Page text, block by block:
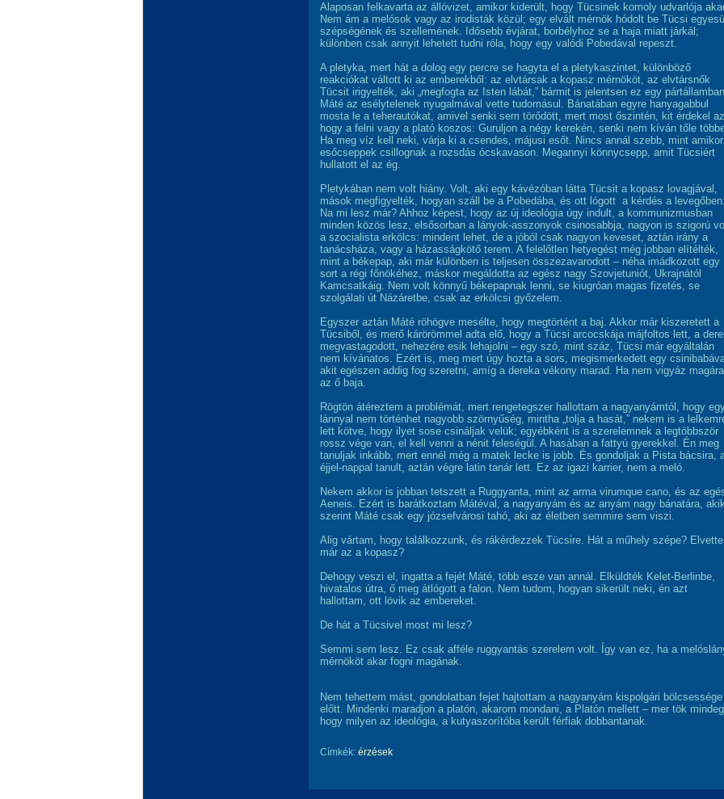
Alaposan felkavarta az állóvizet, amikor kiderült, hogy Tücsinek komoly udvarlója
Nem ám a melósok vagy az irodisták közül; egy elvált mérnök hódolt be Tücsi
szépségének és szellemének. Idősebb évjárat, borbélyhoz se a haja miatt járkál;
különben csak annyit lehetett tudni róla, hogy egy valódi Pobedával repeszt.
A pletyka, mert hát a dolog egy percre se hagyta el a pletykaszintet, különböző
reakciókat váltott ki az emberekből: az elvtársak a kopasz mérnököt, az elvtársnők
Tücsit irigyelték, aki „megfogta az Isten lábát,” bármit is jelentsen ez egy
Máté az esélytelenek nyugalmával vette tudomásul. Bánatában egyre hanyagabbul
mosta le a teherautókat, amivel senki sem törődött, mert most őszintén, kit érdekel
hogy a felni vagy a plató koszos: Guruljon a négy kerekén, senki nem kíván tőle
Ha meg víz kell neki, várja ki a csendes, májusi esőt. Nincs annál szebb, mint amikor
esőcseppek csillognak a rozsdás ócskavason. Megannyi könnycsepp, amit Tücsiért
hullatott el az ég.
Pletykában nem volt hiány. Volt, aki egy kávézóban látta Tücsit a kopasz lovagjával,
mások megfigyelték, hogyan száll be a Pobedába, és ott lógott a kérdés a levegőben:
Na mi lesz már? Ahhoz képest, hogy az új ideológia úgy indult, a kommunizmusban
minden közös lesz, elsősorban a lányok-asszonyok csinosabbja, nagyon is szigorú
a szocialista erkölcs: mindent lehet, de a jóból csak nagyon keveset, aztán irány a
tanácsháza, vagy a házasságkötő terem. A felelőtlen hetyegést még jobban elítélték,
mint a békepap, aki már különben is teljesen összezavarodott – néha imádkozott egy
sort a régi főnökéhez, máskor megáldotta az egész nagy Szovjetuniót, Ukrajnától
Kamcsatkáig. Nem volt könnyű békepapnak lenni, se kiugróan magas fizetés, se
szolgálati út Názáretbe, csak az erkölcsi győzelem.
Egyszer aztán Máté röhögve mesélte, hogy megtörtént a baj. Akkor már kiszeretett a
Tücsiből, és merő kárörömmel adta elő, hogy a Tücsi arcocskája májfoltos lett, a
megvastagodott, nehezére esik lehajolni – egy szó, mint száz, Tücsi már egyáltalán
nem kívánatos. Ezért is, meg mert úgy hozta a sors, megismerkedett egy
akit egészen addig fog szeretni, amíg a dereka vékony marad. Ha nem vigyáz
az ő baja.
Rögtön átéreztem a problémát, mert rengetegszer hallottam a nagyanyámtól, hogy
lánnyal nem történhet nagyobb szörnyűség, mintha „tolja a hasát,” nekem is a
lett kötve, hogy ilyet sose csináljak velük; egyébként is a szerelemnek a legtöbbször
rossz vége van, el kell venni a nénit feleségül. A hasában a fattyú gyerekkel. Én meg
tanuljak inkább, mert ennél még a matek lecke is jobb. És gondoljak a Pista bácsira,
éjjel-nappal tanult, aztán végre latin tanár lett. Ez az igazi karrier, nem a meló.
Nekem akkor is jobban tetszett a Ruggyanta, mint az arma virumque cano, és az
Aeneis. Ezért is barátkoztam Mátéval, a nagyanyám és az anyám nagy bánatára,
szerint Máté csak egy józsefvárosi tahó, aki az életben semmire sem viszi.
Alig vártam, hogy találkozzunk, és rákérdezzek Tücsire. Hát a műhely szépe? Elvette
már az a kopasz?
Dehogy veszi el, ingatta a fejét Máté, több esze van annál. Elküldték Kelet-Berlinbe,
hivatalos útra, ő meg átlógott a falon. Nem tudom, hogyan sikerült neki, én azt
hallottam, ott lövik az embereket.
De hát a Tücsivel most mi lesz?
Semmi sem lesz. Ez csak afféle ruggyantás szerelem volt. Így van ez, ha a
mérnököt akar fogni magának.
Nem tehettem mást, gondolatban fejet hajtottam a nagyanyám kispolgári bölcsessége
előtt. Mindenki maradjon a platón, akarom mondani, a Platón mellett – mer tök
hogy milyen az ideológia, a kutyaszorítóba került férfiak dobbantanak.
Címkék: érzések